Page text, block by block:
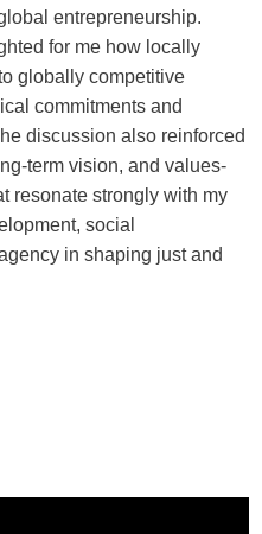
entrepreneurship.
for me how locally
globally competitive
commitments and
discussion also reinforced
term vision, and values-
resonate strongly with my
social
in shaping just and